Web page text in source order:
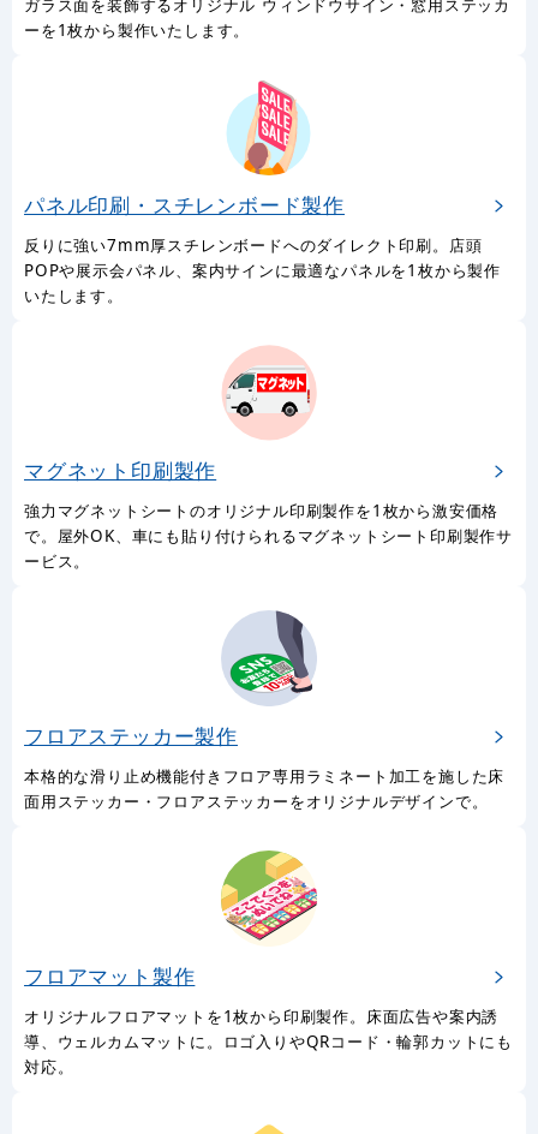
ガラス面を装飾するオリジナル ウィンドウサイン・窓用ステッカ
ーを1枚から製作いたします。
パネル印刷・スチレンボード製作
反りに強い7mm厚スチレンボードへのダイレクト印刷。店頭
POPや展示会パネル、案内サインに最適なパネルを1枚から製作
いたします。
マグネット印刷製作
強力マグネットシートのオリジナル印刷製作を1枚から激安価格
で。屋外OK、車にも貼り付けられるマグネットシート印刷製作サ
ービス。
フロアステッカー製作
本格的な滑り止め機能付きフロア専用ラミネート加工を施した床
面用ステッカー・フロアステッカーをオリジナルデザインで。
フロアマット製作
オリジナルフロアマットを1枚から印刷製作。床面広告や案内誘
導、ウェルカムマットに。ロゴ入りやQRコード・輪郭カットにも
対応。